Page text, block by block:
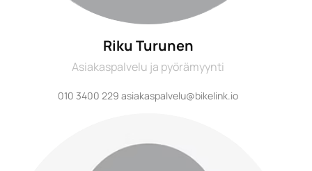
Riku Turunen
Asiakaspalvelu ja pyörämyynti
010 3400 229 asiakaspalvelu@bikelink.io